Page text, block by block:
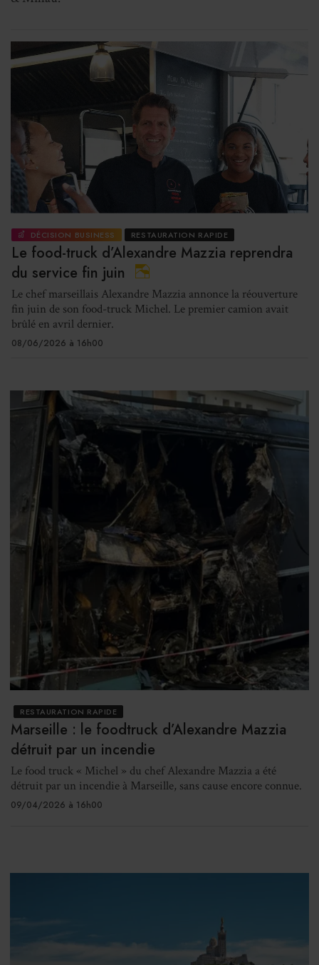
DÉCISION BUSINESS RESTAURATION RAPIDE
Le food-truck d’Alexandre Mazzia reprendra
du service fin juin
Le chef marseillais Alexandre Mazzia annonce la réouverture
fin juin de son food-truck Michel. Le premier camion avait
brûlé en avril dernier.
08/06/2026 à 16h00
RESTAURATION RAPIDE
Marseille : le foodtruck d’Alexandre Mazzia
détruit par un incendie
Le food truck « Michel » du chef Alexandre Mazzia a été
détruit par un incendie à Marseille, sans cause encore connue.
09/04/2026 à 16h00